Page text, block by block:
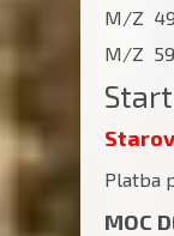
M/Z
M/Z
Platba
MOC